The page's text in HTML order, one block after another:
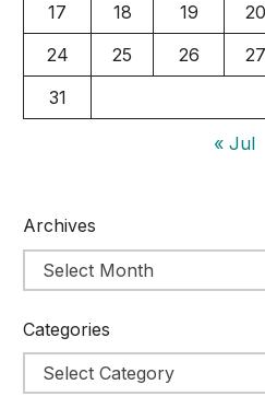
17
18 19 20
24
25 26 27
31
« Jul
Archives
Categories